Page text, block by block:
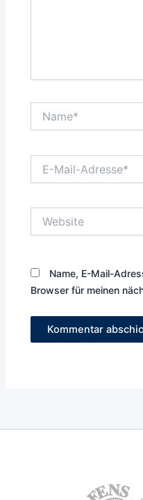
Mail-
Name, E-Mail-
Browser für meinen